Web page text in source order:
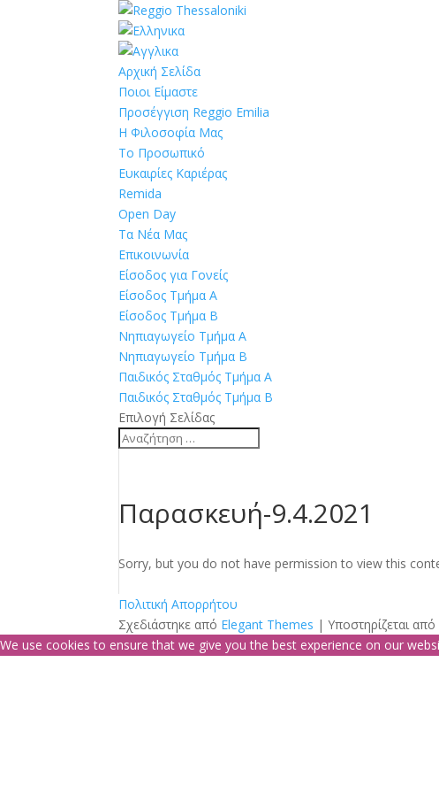
Αρχική Σελίδα
Ποιοι Είμαστε
Προσέγγιση Reggio Emilia
Η Φιλοσοφία Μας
Το Προσωπικό
Ευκαιρίες Καριέρας
Remida
Open Day
Τα Νέα Μας
Επικοινωνία
Είσοδος για Γονείς
Είσοδος Τμήμα Α
Είσοδος Τμήμα Β
Νηπιαγωγείο Τμήμα Α
Νηπιαγωγείο Τμήμα Β
Παιδικός Σταθμός Τμήμα Α
Παιδικός Σταθμός Τμήμα Β
Επιλογή Σελίδας
Παρασκευή-9.4.2021
Sorry, but you do not have permission to view this
Πολιτική Απορρήτου
Σχεδιάστηκε από Elegant Themes | Υποστηρίζεται από
We use cookies to ensure that we give you the best experience on our